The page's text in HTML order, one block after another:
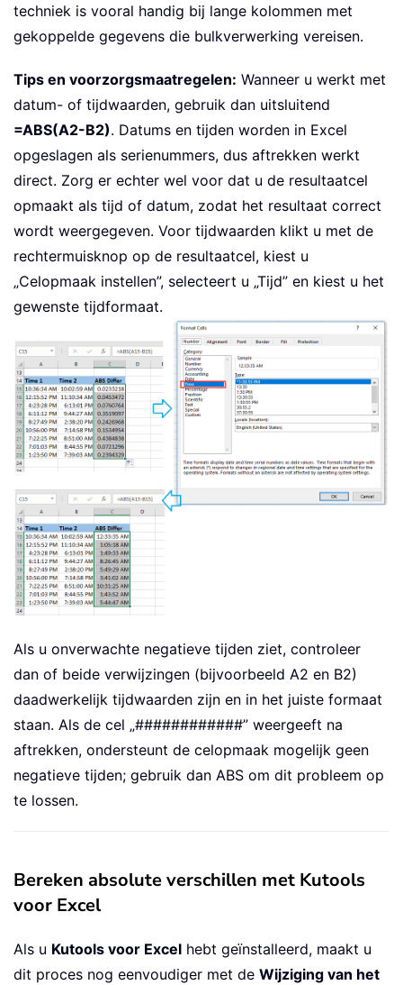
techniek is vooral handig bij lange kolommen met
gekoppelde gegevens die bulkverwerking vereisen.
Tips en voorzorgsmaatregelen: Wanneer u werkt met
datum- of tijdwaarden, gebruik dan uitsluitend
=ABS(A2-B2). Datums en tijden worden in Excel
opgeslagen als serienummers, dus aftrekken werkt
direct. Zorg er echter wel voor dat u de resultaatcel
opmaakt als tijd of datum, zodat het resultaat correct
wordt weergegeven. Voor tijdwaarden klikt u met de
rechtermuisknop op de resultaatcel, kiest u
„Celopmaak instellen”, selecteert u „Tijd” en kiest u het
gewenste tijdformaat.
Als u onverwachte negatieve tijden ziet, controleer
dan of beide verwijzingen (bijvoorbeeld A2 en B2)
daadwerkelijk tijdwaarden zijn en in het juiste formaat
staan. Als de cel „############” weergeeft na
aftrekken, ondersteunt de celopmaak mogelijk geen
negatieve tijden; gebruik dan ABS om dit probleem op
te lossen.
Bereken absolute verschillen met Kutools
voor Excel
Als u Kutools voor Excel hebt geïnstalleerd, maakt u
dit proces nog eenvoudiger met de Wijziging van het